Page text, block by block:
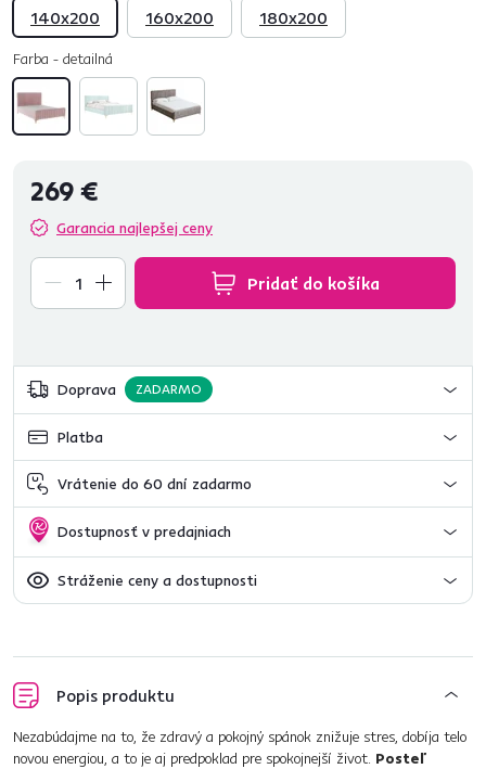
140x200 160x200 180x200
Farba - detailná
269 €
Garancia najlepšej ceny
Pridať do košíka
Doprava ZADARMO
Platba
Vrátenie do 60 dní zadarmo
Dostupnosť v predajniach
Stráženie ceny a dostupnosti
Popis produktu
Nezabúdajme na to, že zdravý a pokojný spánok znižuje stres, dobíja telo
novou energiou, a to je aj predpoklad pre spokojnejší život. Posteľ